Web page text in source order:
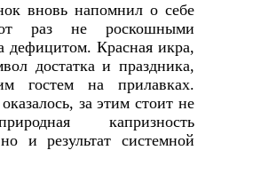
вновь напомнил о себе
раз не роскошными
дефицитом. Красная икра,
достатка и праздника,
гостем на прилавках.
за этим стоит не
капризность
и результат системной